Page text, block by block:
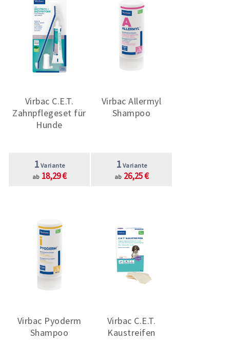
Virbac C.E.T.
Zahnpflegeset für
Hunde
1 Variante
ab 18,29 €
Virbac Allermyl
Shampoo
1 Variante
ab 26,25 €
Virbac Pyoderm
Shampoo
Virbac C.E.T.
Kaustreifen